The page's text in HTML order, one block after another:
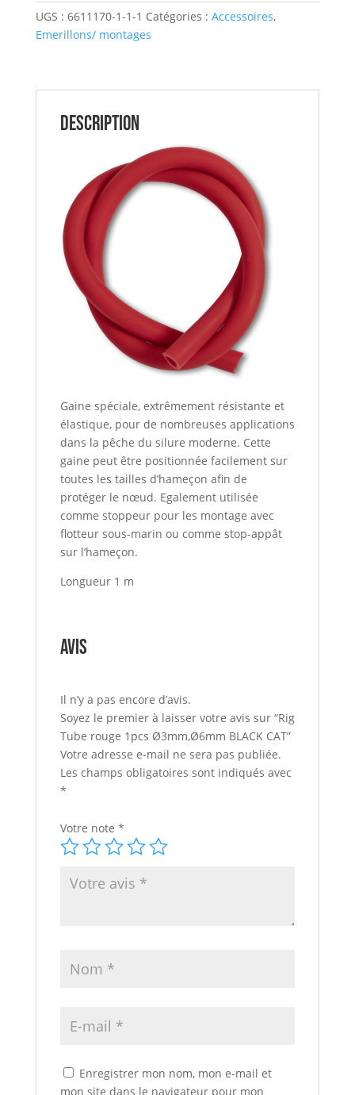
rouge
1pcs
CAT
UGS : 6611170-1-1-1 Catégories : Accessoires,
Emerillons/ montages
Description
Gaine spéciale, extrêmement résistante et
élastique, pour de nombreuses applications
dans la pêche du silure moderne. Cette
gaine peut être positionnée facilement sur
toutes les tailles d’hameçon afin de
protéger le nœud. Egalement utilisée
comme stoppeur pour les montage avec
flotteur sous-marin ou comme stop-appât
sur l’hameçon.
Longueur 1 m
Avis
Il n’y a pas encore d’avis.
Soyez le premier à laisser votre avis sur “Rig
Tube rouge 1pcs Ø3mm,Ø6mm BLACK CAT”
Votre adresse e-mail ne sera pas publiée.
Les champs obligatoires sont indiqués avec
*
Votre note *
Enregistrer mon nom, mon e-mail et
mon site dans le navigateur pour mon